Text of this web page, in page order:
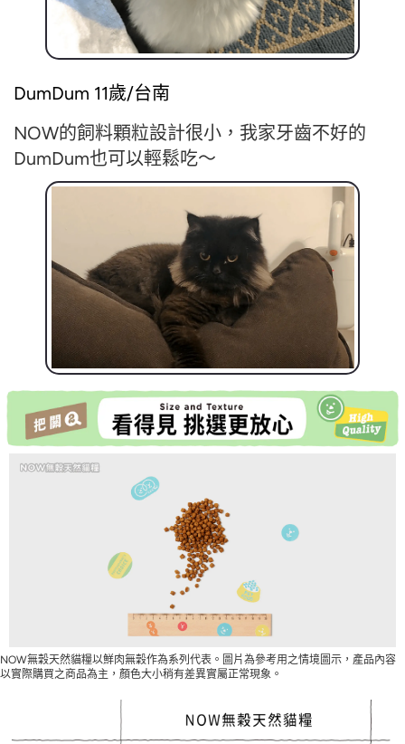
DumDum 11歲/台南
NOW的飼料顆粒設計很小，我家牙齒不好的
DumDum也可以輕鬆吃～
NOW無穀天然貓糧以鮮肉無穀作為系列代表。圖片為參考用之情境圖示，產品內容
以實際購買之商品為主，顏色大小稍有差異實屬正常現象。